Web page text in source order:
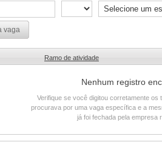
vaga
Ramo de atividade
Nenhum registro
Verifique se você digitou corretamente
procurava por uma vaga específica e a
já foi fechada pela empresa